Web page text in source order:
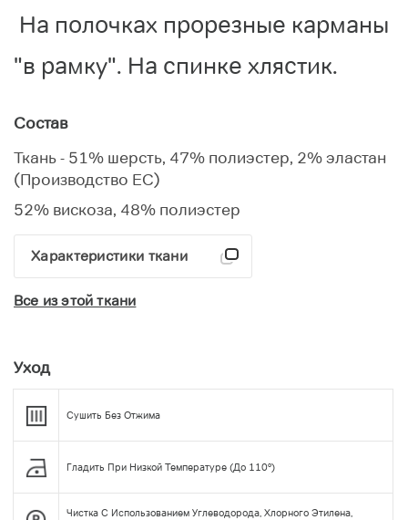
На полочках прорезные карманы
"в рамку". На спинке хлястик.
Состав
Ткань - 51% шерсть, 47% полиэстер, 2% эластан
(Производство ЕС)
52% вискоза, 48% полиэстер
Характеристики ткани
Все из этой ткани
Уход
Сушить Без Отжима
Гладить При Низкой Температуре (до 110°)
Чистка С Использованием Углеводорода, Хлорного Этилена,